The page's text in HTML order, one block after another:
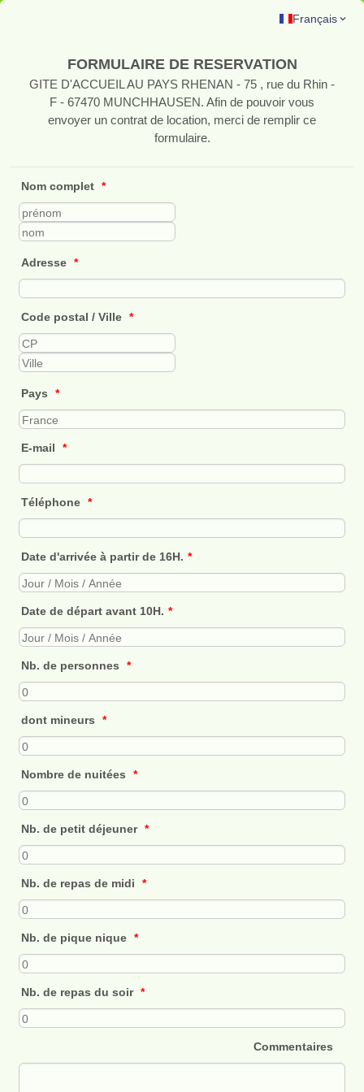
Français
FORMULAIRE DE RESERVATION
GITE D'ACCUEIL AU PAYS RHENAN - 75 , rue du Rhin -
F - 67470 MUNCHHAUSEN. Afin de pouvoir vous
envoyer un contrat de location, merci de remplir ce
formulaire.
Nom complet *
Adresse *
Code postal / Ville *
Pays *
E-mail *
Téléphone *
Date d'arrivée à partir de 16H. *
Date de départ avant 10H. *
Nb. de personnes *
dont mineurs *
Nombre de nuitées *
Nb. de petit déjeuner *
Nb. de repas de midi *
Nb. de pique nique *
Nb. de repas du soir *
Commentaires